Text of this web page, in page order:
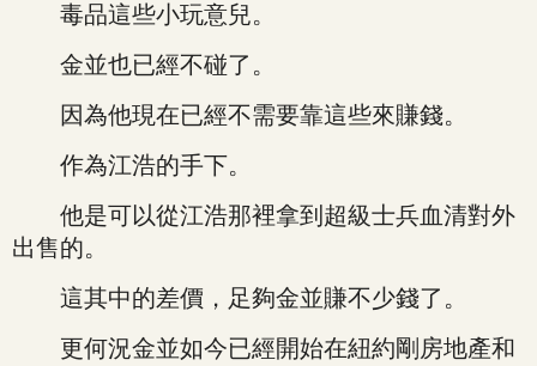
毒品這些小玩意兒。
金並也已經不碰了。
因為他現在已經不需要靠這些來賺錢。
作為江浩的手下。
他是可以從江浩那裡拿到超級士兵血清對外
出售的。
這其中的差價，足夠金並賺不少錢了。
更何況金並如今已經開始在紐約剛房地產和